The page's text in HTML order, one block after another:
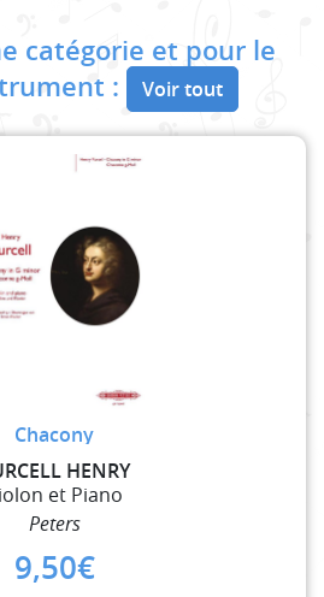
catégorie et pour le
:
Voir tout
Chacony
HENRY
et Piano
Peters
9,50€